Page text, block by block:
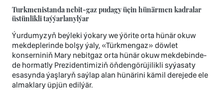
Turkmenistanda nebit-gaz pudagy üçin hünärmen kadralar
üstünlikli taýýarlanylýar
Ýurdumyzyň beýleki ýokary we ýörite orta hünär okuw
mekdeplerinde bolşy ýaly, «Türkmengaz» döwlet
konserniniň Mary nebitgaz orta hünär okuw mekdebinde-
de hormatly Prezidentimiziň öňdengörüjilikli syýasaty
esasynda ýaşlaryň saýlap alan hünärini kämil derejede ele
almaklary üpjün edilýär.